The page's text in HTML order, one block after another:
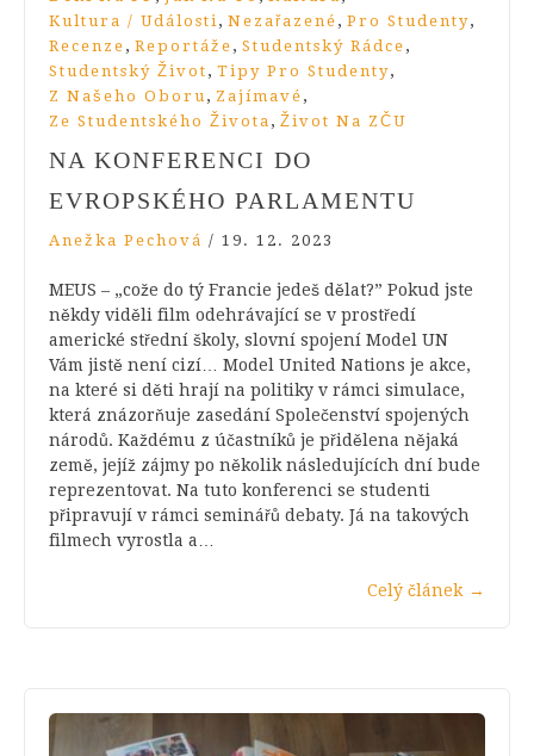
Kultura / Události, Nezařazené , Pro Studenty,
Recenze , Reportáže , Studentský Rádce ,
Studentský Život , Tipy Pro Studenty,
Z Našeho Oboru, Zajímavé ,
Ze Studentského Života , Život Na ZČU
NA KONFERENCI DO
EVROPSKÉHO PARLAMENTU
Anežka Pechová / 19. 12. 2023
MEUS – „cože do tý Francie jedeš dělat?” Pokud jste
někdy viděli film odehrávající se v prostředí
americké střední školy, slovní spojení Model UN
Vám jistě není cizí… Model United Nations je akce,
na které si děti hrají na politiky v rámci simulace,
která znázorňuje zasedání Společenství spojených
národů. Každému z účastníků je přidělena nějaká
země, jejíž zájmy po několik následujících dní bude
reprezentovat. Na tuto konferenci se studenti
připravují v rámci seminářů debaty. Já na takových
filmech vyrostla a…
Celý článek →